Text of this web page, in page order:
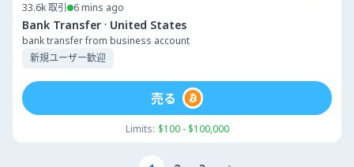
33.6k取引 6 mins ago
Bank Transfer · United States
bank transfer from business account
新規ユーザー歓迎
Limits: $100 - $100,000
売る